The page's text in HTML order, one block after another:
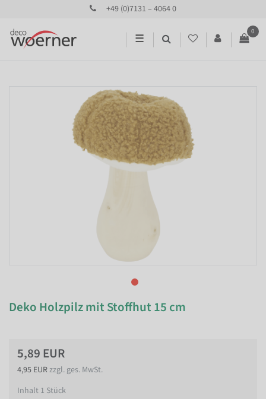
+49 (0)7131 – 4064 0
☰
0
Deko Holzpilz mit Stoffhut 15 cm
5,89 EUR
4,95 EURzzgl. ges. MwSt.
Inhalt 1 Stück